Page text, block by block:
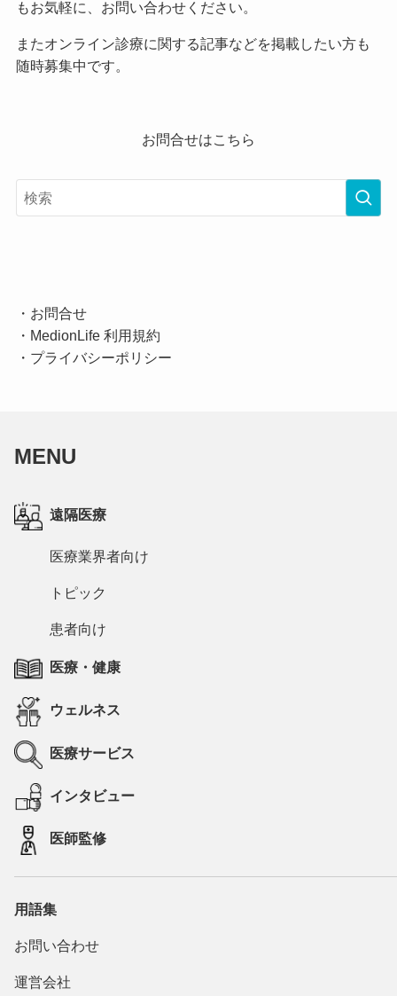
もお気軽に、お問い合わせください。
またオンライン診療に関する記事などを掲載したい方も
随時募集中です。
お問合せはこちら
・ お問合せ
・ MedionLife 利用規約
・ プライバシーポリシー
MENU
遠隔医療
医療業界者向け
トピック
患者向け
医療・健康
ウェルネス
医療サービス
インタビュー
医師監修
用語集
お問い合わせ
運営会社